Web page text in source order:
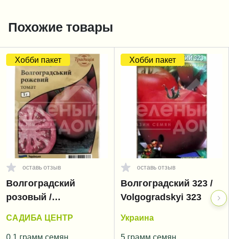
Похожие товары
Хобби пакет
оставь отзыв
Волгоградский
розовый /
САДИБА ЦЕНТР
0,1 грамм семян
Хобби пакет
оставь отзыв
Волгоградский 323 /
Volgogradskyi 323
Украина
5 грамм семян